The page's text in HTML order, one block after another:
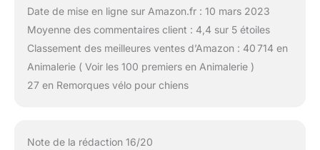
Date de mise en ligne sur Amazon.fr : 10 mars 2023
Moyenne des commentaires client : 4,4 sur 5 étoiles
Classement des meilleures ventes d’Amazon : 40 714 en
Animalerie ( Voir les 100 premiers en Animalerie )
27 en Remorques vélo pour chiens
Note de la rédaction 16/20